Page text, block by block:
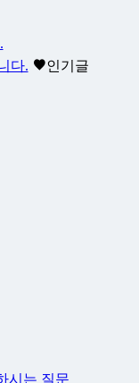
다.
인기글
시는 질문